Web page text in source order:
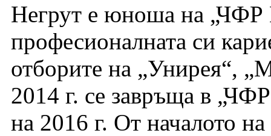
Негрут е юноша на „ЧФР
професионалната си
отборите на „Унирея“,
2014 г. се завръща в
на 2016 г. От началото на